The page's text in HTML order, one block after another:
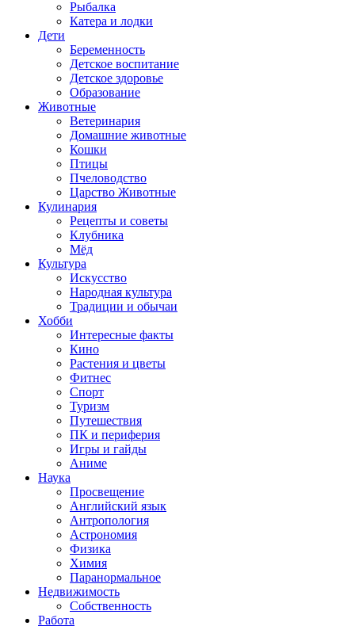
Рыбалка
Катера и лодки
Дети
Беременность
Детское воспитание
Детское здоровье
Образование
Животные
Ветеринария
Домашние животные
Кошки
Птицы
Пчеловодство
Царство Животные
Кулинария
Рецепты и советы
Клубника
Мёд
Культура
Искусство
Народная культура
Традиции и обычаи
Хобби
Интересные факты
Кино
Растения и цветы
Фитнес
Спорт
Туризм
Путешествия
ПК и периферия
Игры и гайды
Аниме
Наука
Просвещение
Английский язык
Антропология
Астрономия
Физика
Химия
Паранормальное
Недвижимость
Собственность
Работа